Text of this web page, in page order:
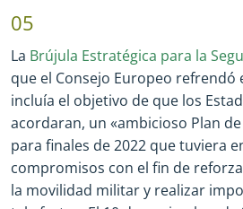
05
La Brújula Estratégica para la
que el Consejo Europeo refrendó
incluía el objetivo de que los
acordaran, un «ambicioso Plan
para finales de 2022 que tuviera
compromisos con el fin de
la movilidad militar y realizar